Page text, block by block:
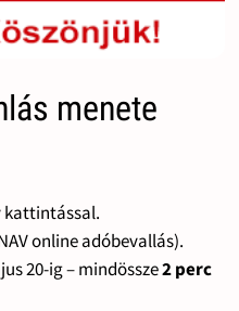
menete
online adóbevallás).
20-ig – mindössze2 perc